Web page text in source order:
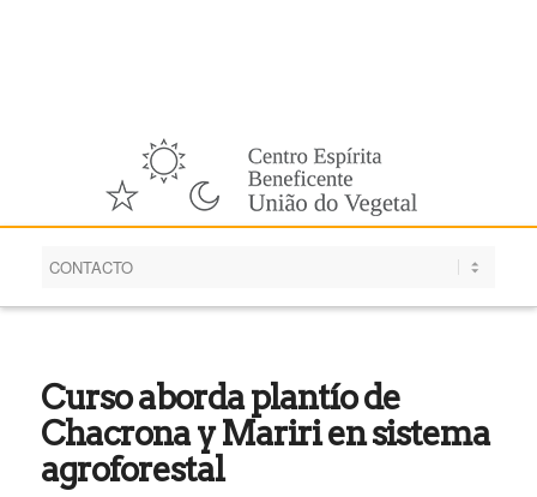
Curso aborda plantío de
Chacrona y Mariri en sistema
agroforestal